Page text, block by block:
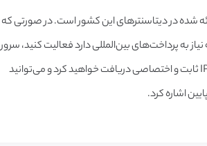
شده در دیتاسنترهای این کشور است. در صورتی که
به پرداخت‌های بین‌المللی دارد فعالیت کنید، سرور
امارات بهترین و مقرون‌به‌صرفه‌ترین گزینه پیش روی شما خواهد بود. با خرید یک سرور مجازی ترید امارات از وی‌پی‌اس مارکت، یک IP ثابت و اختصاصی دریافت خواهید کرد و می‌توانید